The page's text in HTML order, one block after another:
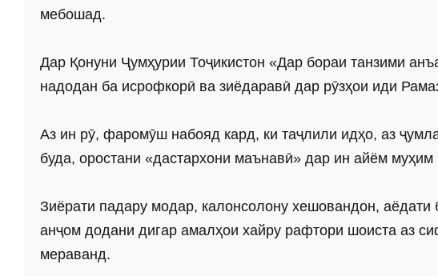
мебошад.
Дар Қонуни Ҷумҳурии Тоҷикистон «Дар бораи танзими
надодан ба исрофкорӣ ва зиёдаравӣ дар рӯзҳои иди
Аз ин рӯ, фаромӯш набояд кард, ки таҷлили идҳо, аз
буда, оростани «дастархони маънавӣ» дар ин айём
Зиёрати падару модар, калонсолону хешовандон, аёдати
анҷом додани дигар амалҳои хайру рафтори шоиста аз
мераванд.